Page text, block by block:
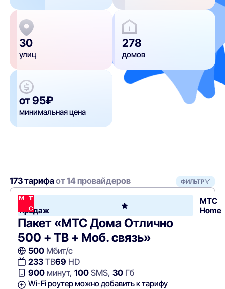
30
улиц
278
домов
от 95₽
минимальная цена
173 тарифаот 14 провайдеров ФИЛЬТР
Хит
продаж
МТС
Home
Пакет «МТС Дома Отлично
500 + ТВ + Моб. связь»
500Мбит/с
233ТВ69 HD
900минут, 100SMS, 30Гб
Wi-Fi роутер можно добавить к тарифу